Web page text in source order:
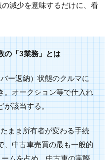
減少を意味するだけに、看
の「3業務」とは
ー返納）状態のクルマに
。オークション等で仕入れ
が該当する。
まま所有者が変わる手続
、中古車売買の最も一般的
ムを占め、中古車の実際